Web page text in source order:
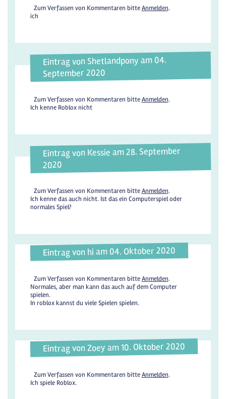
Zum Verfassen von Kommentaren bitteAnmelden.
ich
Eintrag von Shetlandpony am 04.
September 2020
Zum Verfassen von Kommentaren bitteAnmelden.
Ich kenne Roblox nicht
Eintrag von Kessie am 28. September
2020
Zum Verfassen von Kommentaren bitteAnmelden.
Ich kenne das auch nicht. Ist das ein Computerspiel oder
normales Spiel?
Eintrag von hi am 04. Oktober 2020
Zum Verfassen von Kommentaren bitteAnmelden.
Normales, aber man kann das auch auf dem Computer
spielen.
In roblox kannst du viele Spielen spielen.
Eintrag von Zoey am 10. Oktober 2020
Zum Verfassen von Kommentaren bitteAnmelden.
Ich spiele Roblox.